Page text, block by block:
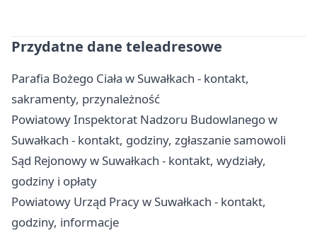
Przydatne dane teleadresowe
Parafia Bożego Ciała w Suwałkach - kontakt,
sakramenty, przynależność
Powiatowy Inspektorat Nadzoru Budowlanego w
Suwałkach - kontakt, godziny, zgłaszanie samowoli
Sąd Rejonowy w Suwałkach - kontakt, wydziały,
godziny i opłaty
Powiatowy Urząd Pracy w Suwałkach - kontakt,
godziny, informacje